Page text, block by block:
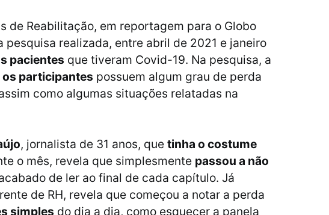
de Reabilitação, em reportagem para o Globo
pesquisa realizada, entre abril de 2021 e janeiro
pacientes que tiveram Covid-19. Na pesquisa, a
participantes possuem algum grau de perda
como algumas situações relatadas na
, jornalista de 31 anos, que tinha o costume
o mês, revela que simplesmente passou a não
de ler ao final de cada capítulo. Já
de RH, revela que começou a notar a perda
simples do dia a dia, como esquecer a panela